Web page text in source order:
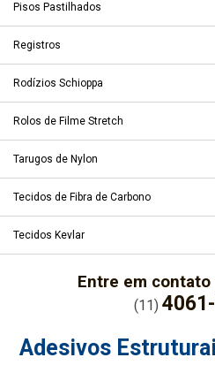
Pisos Pastilhados
Registros
Rodízios Schioppa
Rolos de Filme Stretch
Tarugos de Nylon
Tecidos de Fibra de Carbono
Tecidos Kevlar
Entre em
(11)
Adesivos